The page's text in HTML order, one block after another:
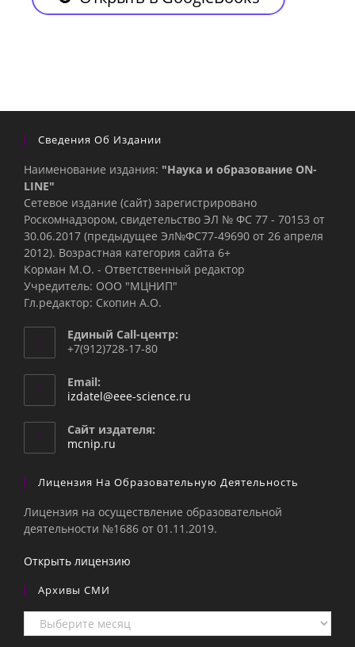
Сведения Об Издании
Наименование издания: "Наука и образование ON-
LINE"
Сетевое издание (сайт) зарегистрировано
Роскомнадзором, свидетельство ЭЛ № ФС 77 - 70153 от
30.06.2017 (предыдущее Эл№ФC77-49690 от 26 апреля
2012). Возрастная категория сайта 6+
Корман М.О. - Ответственный редактор
Учредитель: ООО "МЦНИП"
Гл.редактор: Скопин А.О.
Единый Call-центр:
+7(912)728-17-80
Email:
izdatel@eee-science.ru
Сайт издателя:
mcnip.ru
Лицензия На Образовательную Деятельность
Лицензия на осуществление образовательной
деятельности №1686 от 01.11.2019.
Открыть лицензию
Архивы СМИ
Архивы
СМИ